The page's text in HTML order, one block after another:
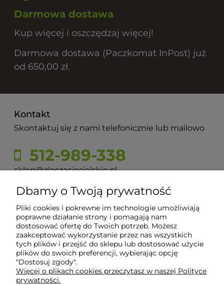
Darmowa dostawa
Kup więcej i oszczędzaj więcej!
Darmowa dostawa (Paczkomat InPost) już
od 650,00 zł.
Kontakt
Skontaktuj się z nami telefonicznie lub mailowo
512-989-338
sklep@zlaczaciesielskie.pl
ul. Górecka 60, 43-430 Pogórze
Moje konto
Płatności i dostawa
Dbamy o Twoją prywatność
Pliki cookies i pokrewne im technologie umożliwiają
poprawne działanie strony i pomagają nam
dostosować ofertę do Twoich potrzeb. Możesz
zaakceptować wykorzystanie przez nas wszystkich
tych plików i przejść do sklepu lub dostosować użycie
plików do swoich preferencji, wybierając opcję
"Dostosuj zgody".
Więcej o plikach cookies przeczytasz w naszej Polityce
prywatności.